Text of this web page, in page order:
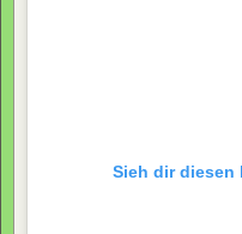
Sieh dir diesen